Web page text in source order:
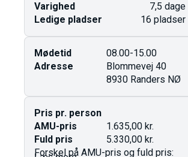
Varighed
7,5 dage
Ledige pladser
16 pladser
Mødetid
08.00-15.00
Adresse
Blommevej 40
8930 Randers NØ
Pris pr. person
AMU-pris
1.635,00 kr.
Fuld pris
5.330,00 kr.
Forskel på AMU-pris og fuld pris: